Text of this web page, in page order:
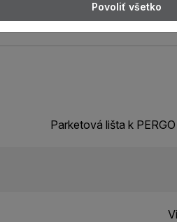
Parketová lišta k
Povoliť všetko